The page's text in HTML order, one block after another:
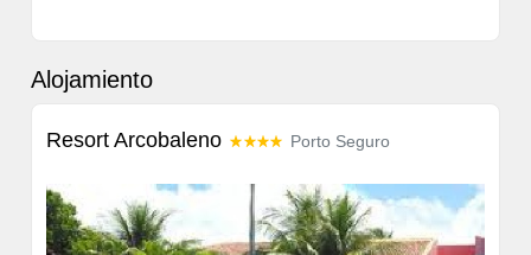
Alojamiento
Resort Arcobaleno Porto Seguro